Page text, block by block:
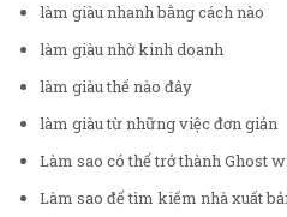
làm giàu nhanh bằng cách nào
làm giàu nhờ kinh doanh
làm giàu thế nào đây
làm giàu từ những việc đơn giản
Làm sao có thể trở thành Ghost
Làm sao để tìm kiếm nhà xuất